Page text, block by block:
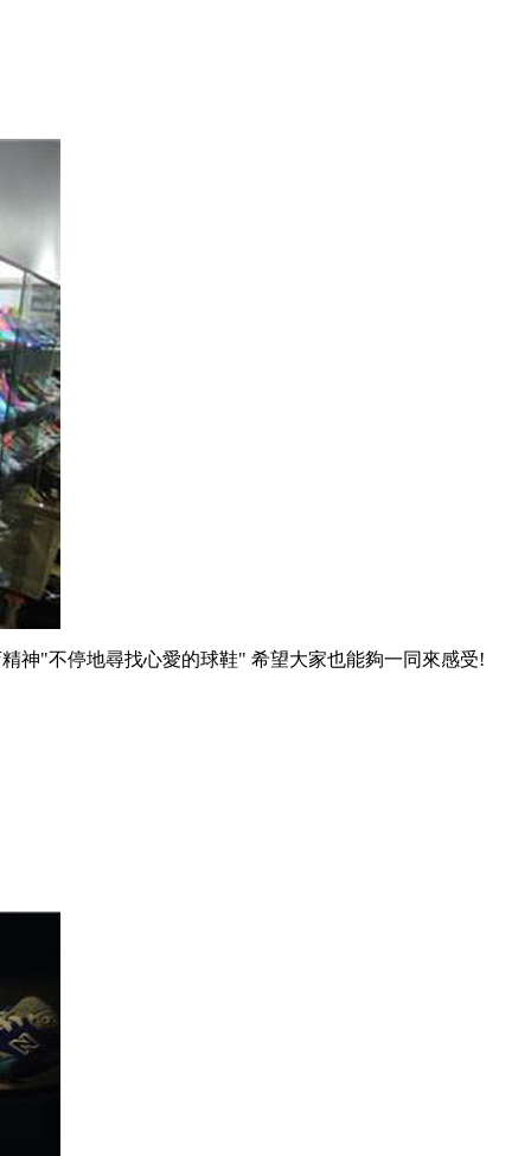
神"不停地尋找心愛的球鞋" 希望大家也能夠一同來感受!